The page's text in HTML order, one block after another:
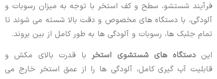
فرآیند شستشو، سطح و کف استخر با توجه به میزان رسوبات و
آلودگی، با دستگاه های مخصوص و دقت بالا شسته می شوند تا
تمام جلبک ها، رسوبات و آلودگی ها به طور کامل از بین بروند.
این دستگاه های شستشوی استخربا قدرت بالای مکش و
قابلیت آب گیری کامل، آلودگی ها را از عمق استخر خارج می